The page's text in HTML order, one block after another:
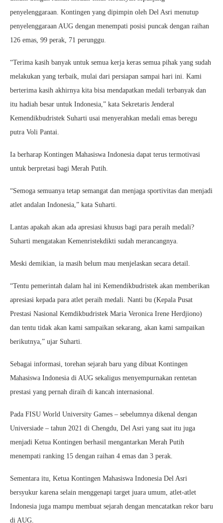
penyelenggaraan. Kontingen yang dipimpin oleh Del Asri menutup
penyelenggaraan AUG dengan menempati posisi puncak dengan raihan
126 emas, 99 perak, 71 perunggu.
“Terima kasih banyak untuk semua kerja keras semua pihak yang sudah
melakukan yang terbaik, mulai dari persiapan sampai hari ini. Kami
berterima kasih akhirnya kita bisa mendapatkan medali terbanyak dan
itu hadiah besar untuk Indonesia,” kata Sekretaris Jenderal
Kemendikbudristek Suharti usai menyerahkan medali emas beregu
putra Voli Pantai.
Ia berharap Kontingen Mahasiswa Indonesia dapat terus termotivasi
untuk berpretasi bagi Merah Putih.
“Semoga semuanya tetap semangat dan menjaga sportivitas dan menjadi
atlet andalan Indonesia,” kata Suharti.
Lantas apakah akan ada apresiasi khusus bagi para peraih medali?
Suharti mengatakan Kemenristekdikti sudah merancangnya.
Meski demikian, ia masih belum mau menjelaskan secara detail.
“Tentu pemerintah dalam hal ini Kemendikbudristek akan memberikan
apresiasi kepada para atlet peraih medali. Nanti bu (Kepala Pusat
Prestasi Nasional Kemdikbudristek Maria Veronica Irene Herdjiono)
dan tentu tidak akan kami sampaikan sekarang, akan kami sampaikan
berikutnya,” ujar Suharti.
Sebagai informasi, torehan sejarah baru yang dibuat Kontingen
Mahasiswa Indonesia di AUG sekaligus menyempurnakan rentetan
prestasi yang pernah diraih di kancah internasional.
Pada FISU World University Games – sebelumnya dikenal dengan
Universiade – tahun 2021 di Chengdu, Del Asri yang saat itu juga
menjadi Ketua Kontingen berhasil mengantarkan Merah Putih
menempati ranking 15 dengan raihan 4 emas dan 3 perak.
Sementara itu, Ketua Kontingen Mahasiswa Indonesia Del Asri
bersyukur karena selain menggenapi target juara umum, atlet-atlet
Indonesia juga mampu membuat sejarah dengan mencatatkan rekor baru
di AUG.